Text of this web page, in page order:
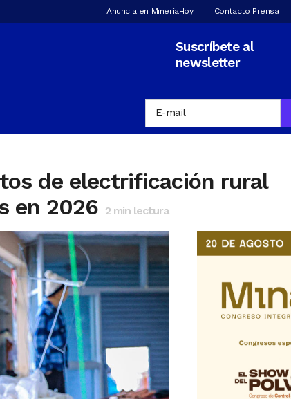
Anuncia en MineríaHoy Contacto Prensa
Suscríbete al
newsletter
de electrificación rural
en 2026 2 min lectura